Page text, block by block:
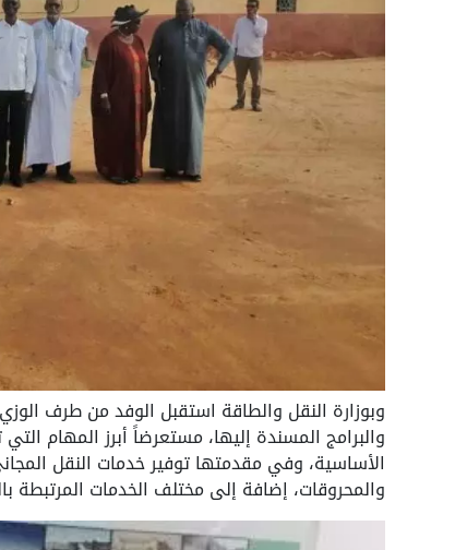
وبوزارة النقل والطاقة استقبل الوفد من طرف
والبرامج المسندة إليها، مستعرضاً أبرز المهام
الأساسية، وفي مقدمتها توفير خدمات النقل
والمحروقات، إضافة إلى مختلف الخدمات المرتبطة